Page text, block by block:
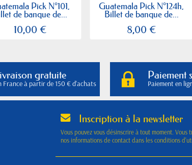
Pick N°101,
de banque de...
10,00 €
Guatemala Pick N°124h,
Billet de banque de...
8,00 €
gratuite
France à partir de 150 € d'achats
Paiement
Paiement en
Inscription à la newsletter
Vous pouvez vous désinscrire à tout moment. Vous
nos informations de contact dans les conditions